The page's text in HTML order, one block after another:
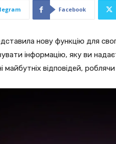
Facebook
нову функцію для
інформацію, яку ви
майбутніх відповідей,